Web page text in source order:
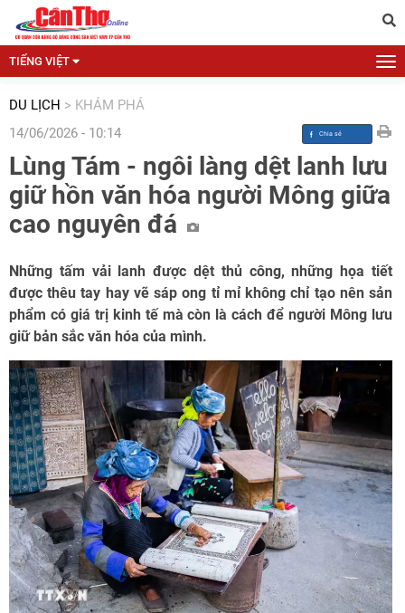
TIẾNG VIỆT
DU LỊCH > KHÁM PHÁ
14/06/2026 - 10:14
Lùng Tám - ngôi làng dệt lanh lưu
giữ hồn văn hóa người Mông giữa
cao nguyên đá
Những tấm vải lanh được dệt thủ công, những họa tiết
được thêu tay hay vẽ sáp ong tỉ mỉ không chỉ tạo nên sản
phẩm có giá trị kinh tế mà còn là cách để người Mông lưu
giữ bản sắc văn hóa của mình.